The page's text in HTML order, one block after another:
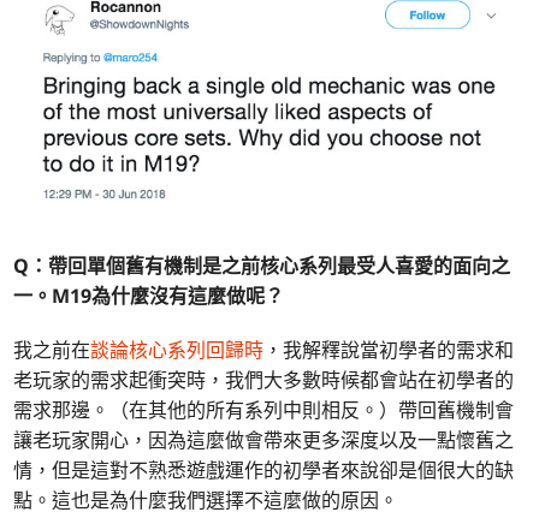
Q：帶回單個舊有機制是之前核心系列最受人喜愛的面向之
一。M19為什麼沒有這麼做呢？
我之前在談論核心系列回歸時 ，我解釋說當初學者的需求和
老玩家的需求起衝突時，我們大多數時候都會站在初學者的
需求那邊。（在其他的所有系列中則相反。）帶回舊機制會
讓老玩家開心，因為這麼做會帶來更多深度以及一點懷舊之
情，但是這對不熟悉遊戲運作的初學者來說卻是個很大的缺
點。這也是為什麼我們選擇不這麼做的原因。